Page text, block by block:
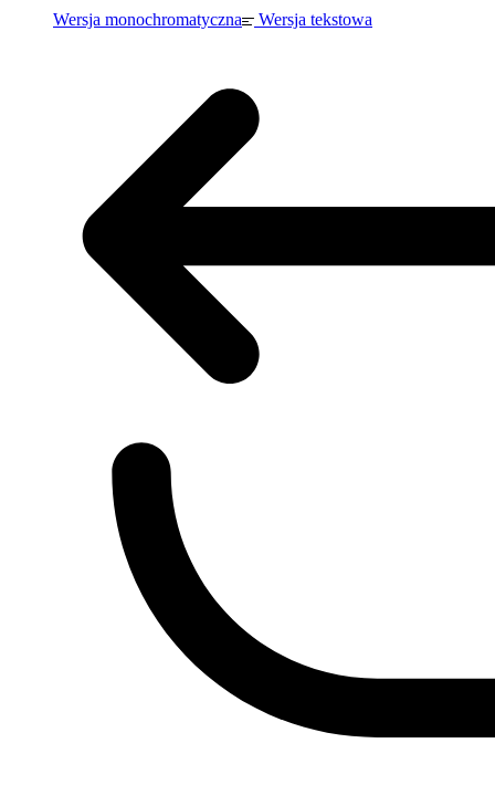
Wersja monochromatyczna Wersja tekstowa